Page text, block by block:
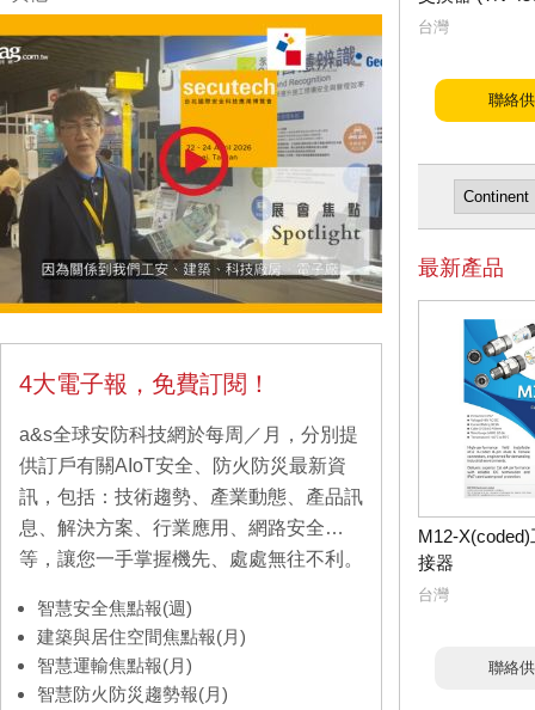
4大電子報，免費訂閱！
a&s全球安防科技網於每周／月，分別提
供訂戶有關AIoT安全、防火防災最新資
訊，包括：技術趨勢、產業動態、產品訊
息、解決方案、行業應用、網路安全…
等，讓您一手掌握機先、處處無往不利。
智慧安全焦點報(週)
建築與居住空間焦點報(月)
智慧運輸焦點報(月)
智慧防火防災趨勢報(月)
台灣
聯絡
最新產品
M12-
接器
台灣
聯絡